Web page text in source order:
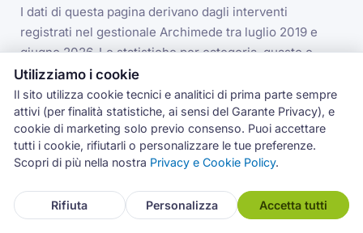
I dati di questa pagina derivano dagli interventi
registrati nel gestionale Archimede tra luglio 2019 e
giugno 2026. Le statistiche per categoria, guasto e
codice errore si riferiscono alla categoria lavatrici nella
provincia di Catania.
3.993
Utilizziamo i cookie
Il sito utilizza cookie tecnici e analitici di prima parte sempre
attivi (per finalità statistiche, ai sensi del Garante Privacy), e
cookie di marketing solo previo consenso. Puoi accettare
tutti i cookie, rifiutarli o personalizzare le tue preferenze.
Scopri di più nella nostra Privacy e Cookie Policy.
Rifiuta Personalizza Accetta tutti